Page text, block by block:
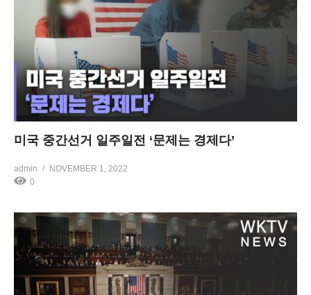
미국 중간선거 일주일전 ‘문제는 경제다’
admin
NOVEMBER 1, 2022
0